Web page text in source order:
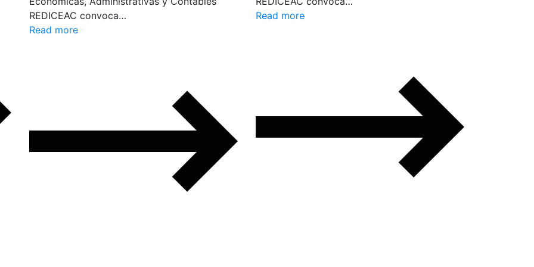
REDICEAC convoca…
Read more
Read more